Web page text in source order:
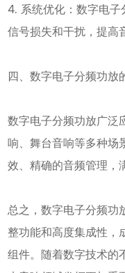
4. 系统优化：数字电
信号损失和干扰，提高
四、数字电子分频功放
数字电子分频功放广泛
响、舞台音响等多种场
效、精确的音频管理，
总之，数字电子分频功
整功能和高度集成性，
组件。随着数字技术的